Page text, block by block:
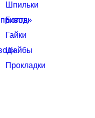
Шпильки
Болты
Гайки
Шайбы
Прокладки